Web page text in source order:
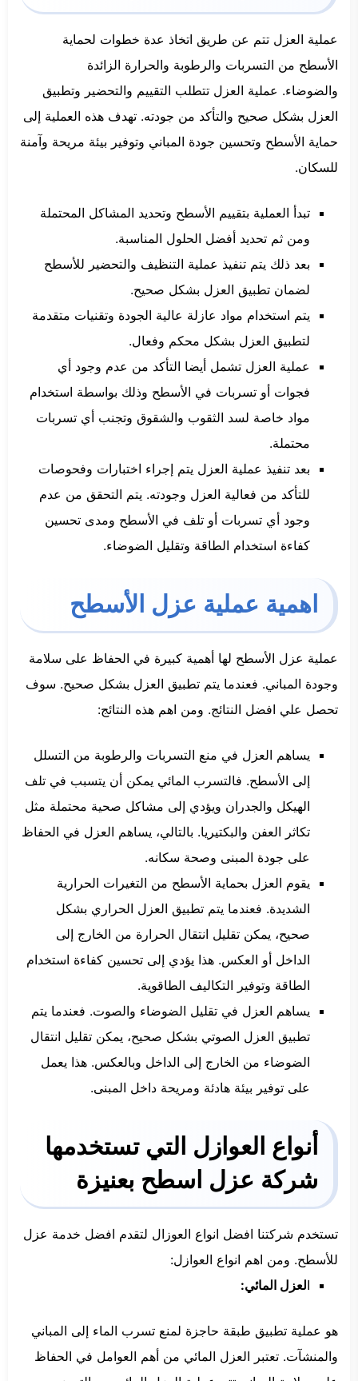
عملية العزل تتم عن طريق اتخاذ عدة خطوات لحماية
الأسطح من التسربات والرطوبة والحرارة الزائدة
والضوضاء. عملية العزل تتطلب التقييم والتحضير وتطبيق
العزل بشكل صحيح والتأكد من جودته. تهدف هذه العملية إلى
حماية الأسطح وتحسين جودة المباني وتوفير بيئة مريحة وآمنة
للسكان.
تبدأ العملية بتقييم الأسطح وتحديد المشاكل المحتملة
ومن ثم تحديد أفضل الحلول المناسبة.
بعد ذلك يتم تنفيذ عملية التنظيف والتحضير للأسطح
لضمان تطبيق العزل بشكل صحيح.
يتم استخدام مواد عازلة عالية الجودة وتقنيات متقدمة
لتطبيق العزل بشكل محكم وفعال.
عملية العزل تشمل أيضا التأكد من عدم وجود أي
فجوات أو تسربات في الأسطح وذلك بواسطة استخدام
مواد خاصة لسد الثقوب والشقوق وتجنب أي تسربات
محتملة.
بعد تنفيذ عملية العزل يتم إجراء اختبارات وفحوصات
للتأكد من فعالية العزل وجودته. يتم التحقق من عدم
وجود أي تسربات أو تلف في الأسطح ومدى تحسين
كفاءة استخدام الطاقة وتقليل الضوضاء.
اهمية عملية عزل الأسطح
عملية عزل الأسطح لها أهمية كبيرة في الحفاظ على سلامة
وجودة المباني. فعندما يتم تطبيق العزل بشكل صحيح. سوف
تحصل علي افضل النتائج. ومن اهم هذه النتائج:
يساهم العزل في منع التسربات والرطوبة من التسلل
إلى الأسطح. فالتسرب المائي يمكن أن يتسبب في تلف
الهيكل والجدران ويؤدي إلى مشاكل صحية محتملة مثل
تكاثر العفن والبكتيريا. بالتالي، يساهم العزل في الحفاظ
على جودة المبنى وصحة سكانه.
يقوم العزل بحماية الأسطح من التغيرات الحرارية
الشديدة. فعندما يتم تطبيق العزل الحراري بشكل
صحيح، يمكن تقليل انتقال الحرارة من الخارج إلى
الداخل أو العكس. هذا يؤدي إلى تحسين كفاءة استخدام
الطاقة وتوفير التكاليف الطاقوية.
يساهم العزل في تقليل الضوضاء والصوت. فعندما يتم
تطبيق العزل الصوتي بشكل صحيح، يمكن تقليل انتقال
الضوضاء من الخارج إلى الداخل وبالعكس. هذا يعمل
على توفير بيئة هادئة ومريحة داخل المبنى.
أنواع العوازل التي تستخدمها
شركة عزل اسطح بعنيزة
تستخدم شركتنا افضل انواع العوزال لتقدم افضل خدمة عزل
للأسطح. ومن اهم انواع العوازل:
العزل المائي:
هو عملية تطبيق طبقة حاجزة لمنع تسرب الماء إلى المباني
والمنشآت. تعتبر العزل المائي من أهم العوامل في الحفاظ